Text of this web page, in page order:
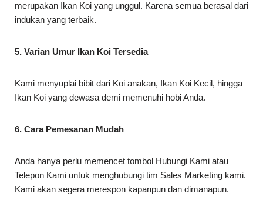
merupakan Ikan Koi yang unggul. Karena semua berasal dari
indukan yang terbaik.
5. Varian Umur Ikan Koi Tersedia
Kami menyuplai bibit dari Koi anakan, Ikan Koi Kecil, hingga
Ikan Koi yang dewasa demi memenuhi hobi Anda.
6. Cara Pemesanan Mudah
Anda hanya perlu memencet tombol Hubungi Kami atau
Telepon Kami untuk menghubungi tim Sales Marketing kami.
Kami akan segera merespon kapanpun dan dimanapun.